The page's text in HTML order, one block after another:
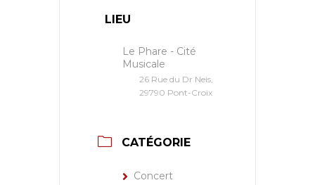
LIEU
Le Phare - Cité
Musicale
26 Rue du Dr Neis,
29790 Pont-Croix
CATÉGORIE
Concert